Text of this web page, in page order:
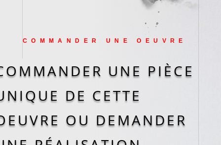
COMMANDER UNE OEUVRE
UNE PIÈCE
DE CETTE
OU DEMANDER